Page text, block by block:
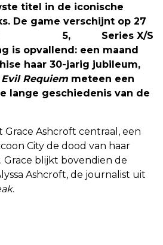
titel in de iconische
De game verschijnt op 27
5,
Series X/S
is opvallend: een maand
haar 30-jarig jubileum,
Requiem meteen een
lange geschiedenis van de
Ashcroft centraal, een
City de dood van haar
blijkt bovendien de
Ashcroft, de journalist uit
.